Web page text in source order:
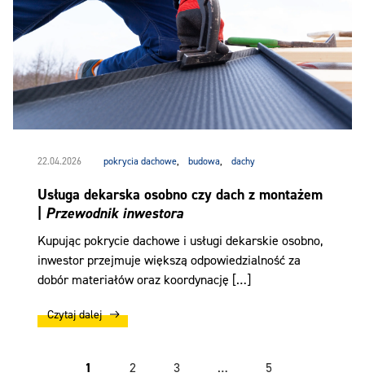
22.04.2026 pokrycia dachowe, budowa, dachy
Usługa dekarska osobno czy dach z montażem
Przewodnik inwestora
Kupując pokrycie dachowe i usługi dekarskie osobno,
inwestor przejmuje większą odpowiedzialność za
dobór materiałów oraz koordynację […]
Czytaj dalej
1 2 3 … 5